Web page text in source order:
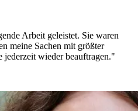
Arbeit geleistet. Sie waren
meine Sachen mit größter
jederzeit wieder beauftragen."